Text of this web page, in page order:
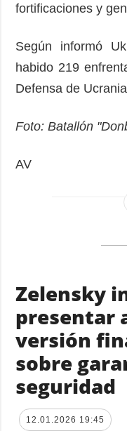
fortificaciones y
Según informó
habido 219
Defensa de
Foto: Batallón
AV
Zelensky
presentar
versión
sobre
seguridad
12.01.2026 19:45